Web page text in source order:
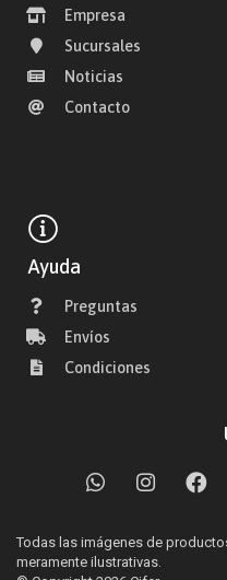
Empresa
Sucursales
Noticias
Contacto
Ayuda
Preguntas
Envíos
Condiciones
Todas las imágenes de
meramente ilustrativas.